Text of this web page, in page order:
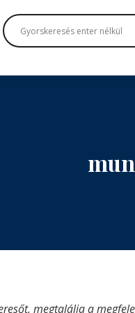
megtalálja a